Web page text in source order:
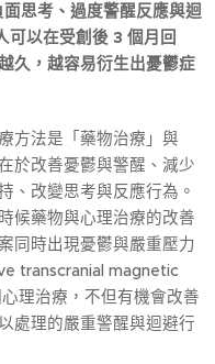
思考、過度警醒反應與迴
可以在受創後 3 個月回
久，越容易衍生出憂鬱症
方法是「藥物治療」與
於改善憂鬱與警醒、減少
、改變思考與反應行為。
候藥物與心理治療的改善
同時出現憂鬱與嚴重壓力
transcranial magnetic
理治療，不但有機會改善
處理的嚴重警醒與迴避行